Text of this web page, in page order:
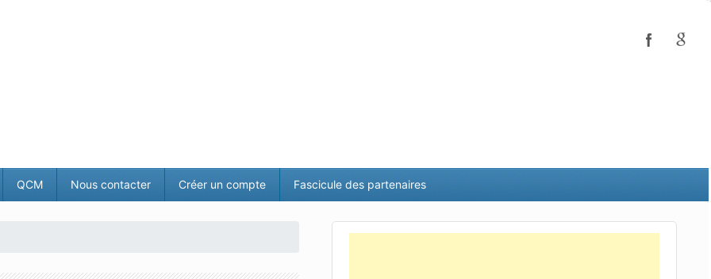
QCM Nous contacter Créer un compte Fascicule des partenaires